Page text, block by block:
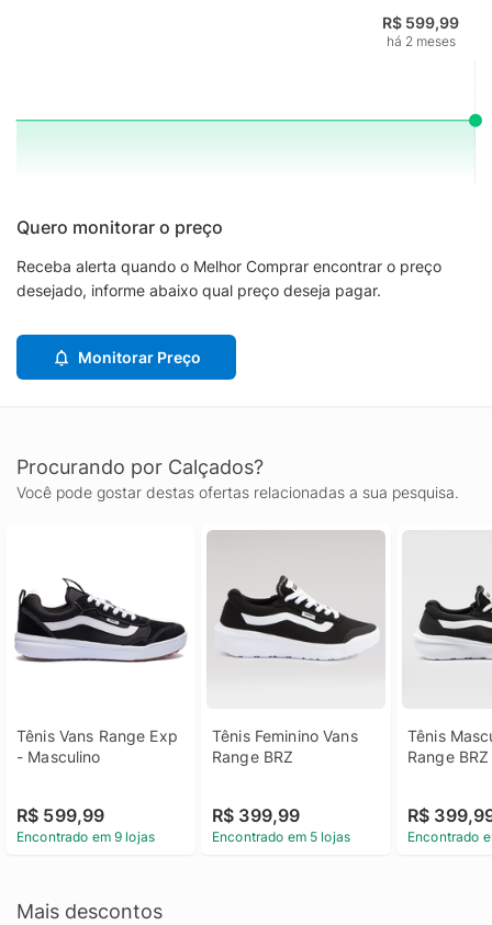
R$ 599,99
há 2 meses
Quero monitorar o preço
Receba alerta quando o Melhor Comprar encontrar o preço
desejado, informe abaixo qual preço deseja pagar.
Monitorar Preço
Procurando por Calçados?
Você pode gostar destas ofertas relacionadas a sua pesquisa.
Tênis Vans Range Exp
- Masculino
R$ 599,99
Encontrado em 9 lojas
Tênis Feminino Vans
Range BRZ
R$ 399,99
Encontrado em 5 lojas
Tênis
Range BRZ
R$
Encontrado
Mais descontos